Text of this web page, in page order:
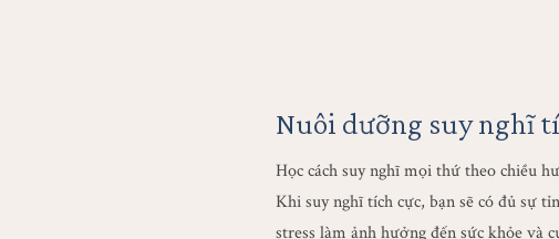
Nuôi dưỡng suy nghĩ
Học cách suy nghĩ mọi thứ theo chiều
Khi suy nghĩ tích cực, bạn sẽ có đủ sự
stress làm ảnh hưởng đến sức khỏe và